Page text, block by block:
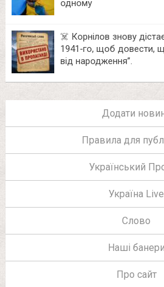
одному
☠️ Корнілов знову
1941‑го, щоб довести,
від народження”.
Додати
Правила для
Український
Україна Live
Слово
Наші банери
Про сайт